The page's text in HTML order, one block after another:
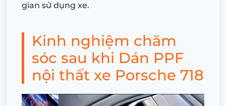
gian sử dụng xe.
Kinh nghiệm chăm
sóc sau khi Dán PPF
nội thất xe Porsche 718